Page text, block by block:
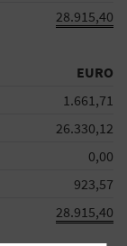
28.915,40
EURO
1.661,71
26.330,12
0,00
923,57
28.915,40